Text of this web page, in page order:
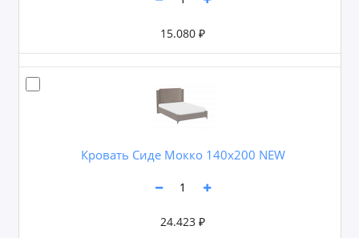
15.080 ₽
Кровать Сиде Мокко 140х200 NEW
24.423 ₽